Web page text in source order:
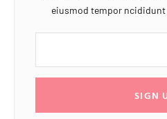
eiusmod tempor ncididunt
SIGN